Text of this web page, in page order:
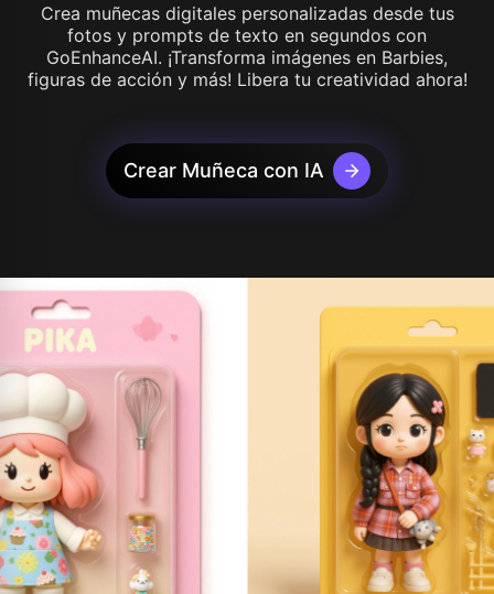
Crea muñecas digitales personalizadas desde tus
fotos y prompts de texto en segundos con
GoEnhanceAI. ¡Transforma imágenes en Barbies,
figuras de acción y más! Libera tu creatividad ahora!
Crear Muñeca con IA